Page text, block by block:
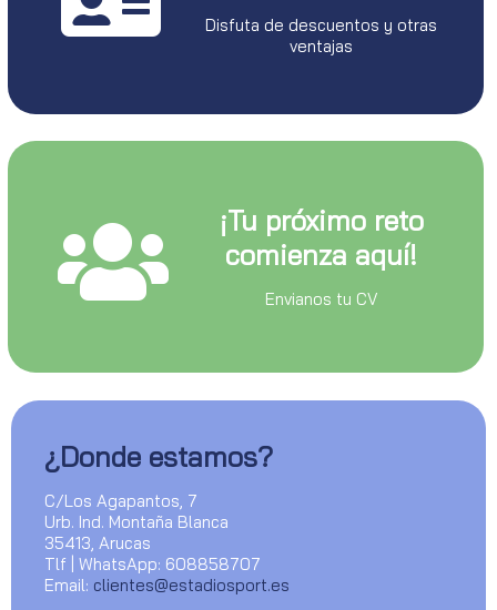
Disfuta de descuentos y otras
ventajas
¡Tu próximo reto
comienza aquí!
Envianos tu CV
¿Donde estamos?
C/Los Agapantos, 7
Urb. Ind. Montaña Blanca
35413, Arucas
Tlf | WhatsApp: 608858707
Email: clientes@estadiosport.es